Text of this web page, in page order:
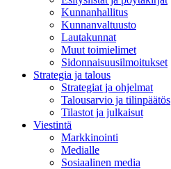
Kunnanhallitus
Kunnanvaltuusto
Lautakunnat
Muut toimielimet
Sidonnaisuusilmoitukset
Strategia ja talous
Strategiat ja ohjelmat
Talousarvio ja tilinpäätös
Tilastot ja julkaisut
Viestintä
Markkinointi
Medialle
Sosiaalinen media